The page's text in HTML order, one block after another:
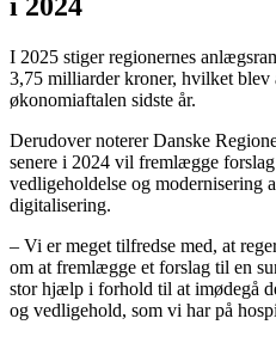
I 2025 stiger regionernes
3,75 milliarder kroner, hvilket blev
økonomiaftalen sidste år.
Derudover noterer Danske
senere i 2024 vil fremlægge
vedligeholdelse og modernisering
digitalisering.
– Vi er meget tilfredse med, at
om at fremlægge et forslag til en
stor hjælp i forhold til at imødegå
og vedligehold, som vi har på